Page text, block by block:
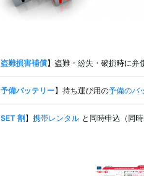
盗難損害補償】盗難・紛失・破損時に弁
予備バッテリー】持ち運び用の予備のバ
SET 割 】 携帯レンタル と同時申込（同